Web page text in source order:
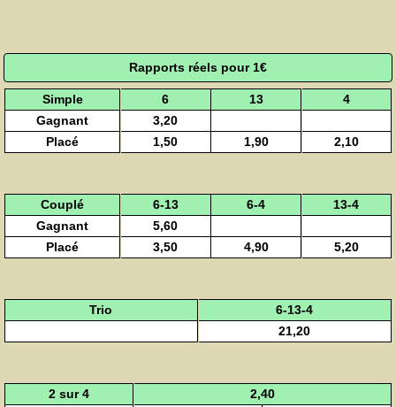
Rapports réels pour 1€
Simple 6 13
4
Gagnant
3,20
Placé
1,50 1,90 2,10
Couplé 6-13 6-4
13-4
Gagnant
5,60
Placé
3,50 4,90 5,20
Trio
6-13-4
21,20
2 sur 4
2,40